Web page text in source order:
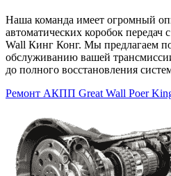
Наша команда имеет огромный
автоматических коробок передач
Wall Кинг Конг. Мы предлагаем
обслуживанию вашей
до полного восстановления
Ремонт АКПП Great Wall Poer